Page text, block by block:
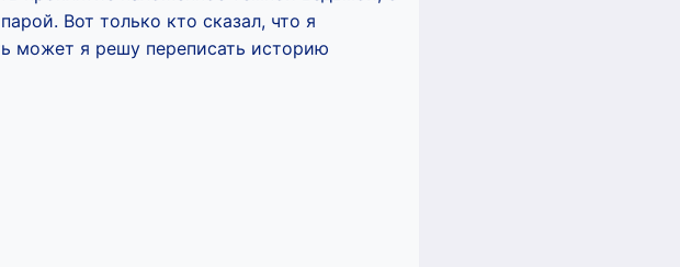
Вот только кто сказал, что я
может я решу переписать историю